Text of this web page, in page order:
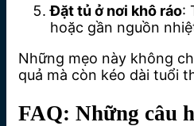
Đặt tủ ở nơi khô ráo:
hoặc gần nguồn
Những mẹo này không
quả mà còn kéo dài tuổi
FAQ: Những câu